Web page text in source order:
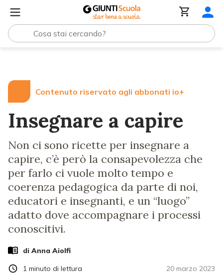
Contenuto riservato agli abbonati io+
Insegnare a capire
Non ci sono ricette per insegnare a
capire, c’è però la consapevolezza che
per farlo ci vuole molto tempo e
coerenza pedagogica da parte di noi,
educatori e insegnanti, e un “luogo”
adatto dove accompagnare i processi
conoscitivi.
di Anna Aiolfi
20 marzo 2023
1 minuto di lettura